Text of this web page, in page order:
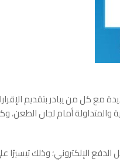
مع كل من يبادر بتقديم
أمام لجان الطعن،
الإلكتروني؛ وذلك تيسيرًا